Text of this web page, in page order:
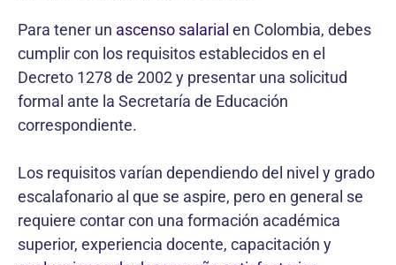
Para tener un ascenso salarial en Colombia, debes
cumplir con los requisitos establecidos en el
Decreto 1278 de 2002 y presentar una solicitud
formal ante la Secretaría de Educación
correspondiente.
Los requisitos varían dependiendo del nivel y grado
escalafonario al que se aspire, pero en general se
requiere contar con una formación académica
superior, experiencia docente, capacitación y